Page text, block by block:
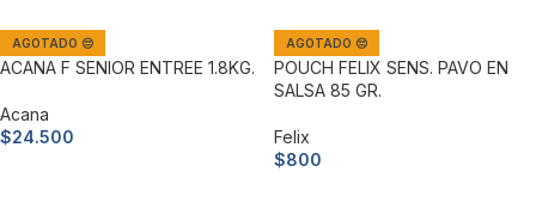
AGOTADO 😔
ACANA F SENIOR ENTREE 1.8KG.
Acana
$24.500
AGOTADO 😔
POUCH FELIX SENS. PAVO EN
SALSA 85 GR.
Felix
$800